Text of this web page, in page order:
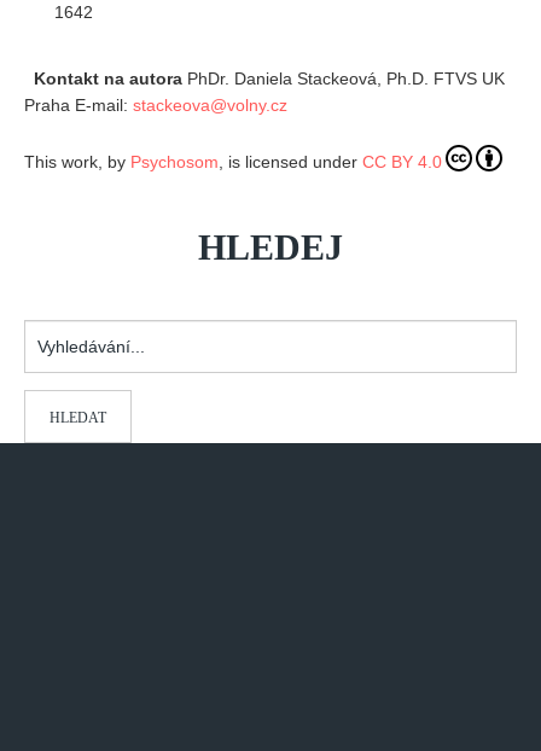
1642
Kontakt na autora PhDr. Daniela Stackeová, Ph.D. FTVS UK
Praha E-mail: stackeova@volny.cz
This work, by Psychosom , is licensed under CC BY 4.0
HLEDEJ
HLEDAT